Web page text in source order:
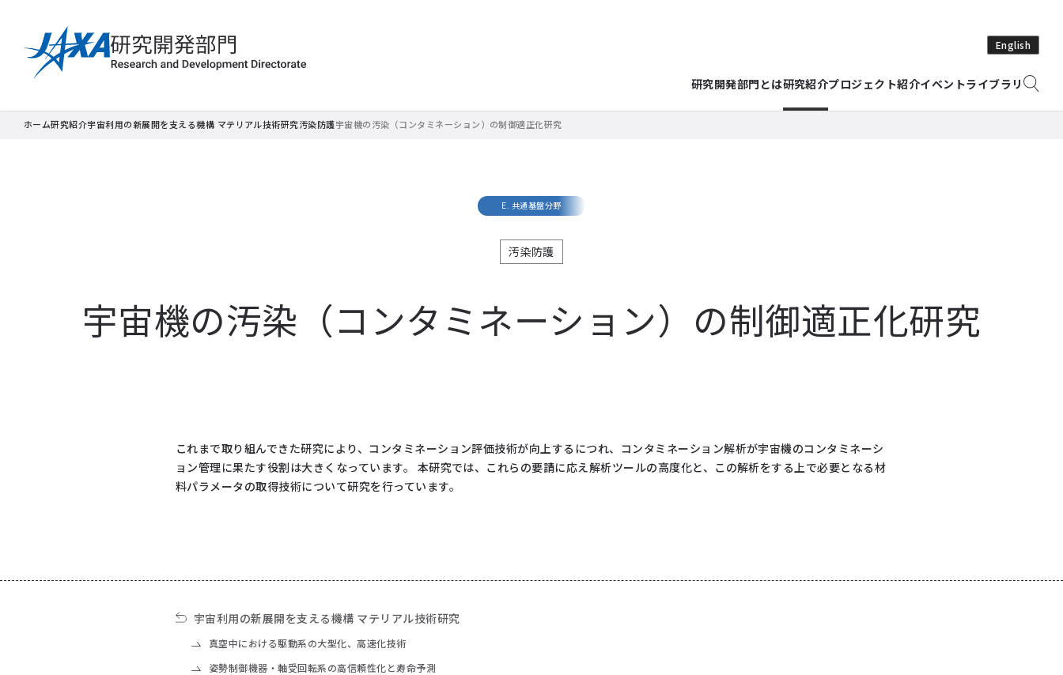
研究開発部門とは研究紹介プロジェクト紹介イベントライブラリ
English
ホーム研究紹介宇宙利用の新展開を支える機構 マテリアル技術研究汚染防護宇宙機の汚染（コンタミネーション）の制御適正化研究
E. 共通基盤分野
汚染防護
宇宙機の汚染（コンタミネーション）の制御適正化研究
これまで取り組んできた研究により、コンタミネーション評価技術が向上するにつれ、コンタミネーション解析が宇宙機のコンタミネーシ
ョン管理に果たす役割は大きくなっています。 本研究では、これらの要請に応え解析ツールの高度化と、この解析をする上で必要となる材
料パラメータの取得技術について研究を行っています。
宇宙利用の新展開を支える機構 マテリアル技術研究
真空中における駆動系の大型化、高速化技術
姿勢制御機器・軸受回転系の高信頼性化と寿命予測